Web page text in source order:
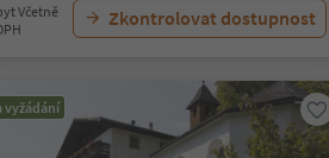
Včetně
Zkontrolovat dostupnost
vyžádání